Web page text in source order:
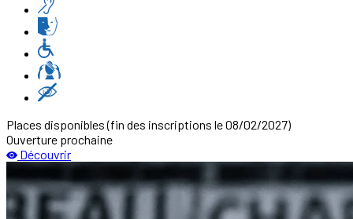
Places disponibles(fin des inscriptions le 08/02/2027)
Ouverture prochaine
Découvrir